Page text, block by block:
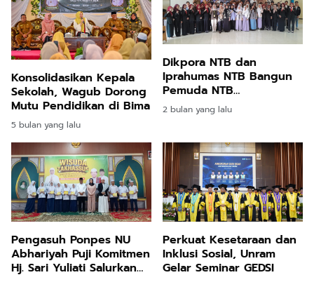
Konsolidasikan Kepala
Sekolah, Wagub Dorong
Mutu Pendidikan di Bima
5 bulan yang lalu
Dikpora NTB dan
Iprahumas NTB Bangun
Pemuda NTB
Berintegritas di Tengah
Tantangan Era Digital
2 bulan yang lalu
Pengasuh Ponpes NU
Abhariyah Puji Komitmen
Hj. Sari Yuliati Salurkan
Perkuat Kesetaraan dan
Inklusi Sosial, Unram
Gelar Seminar GEDSI